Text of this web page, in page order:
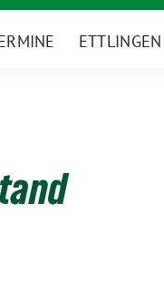
ETTLINGEN